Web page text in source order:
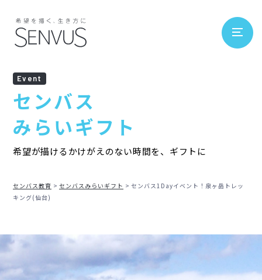
Event
センバス
みらいギフト
希望が描けるかけがえのない時間を、ギフトに
センバス教育 センバスみらいギフト
センバス1Dayイベント！泉ヶ岳トレッ
キング(仙台)